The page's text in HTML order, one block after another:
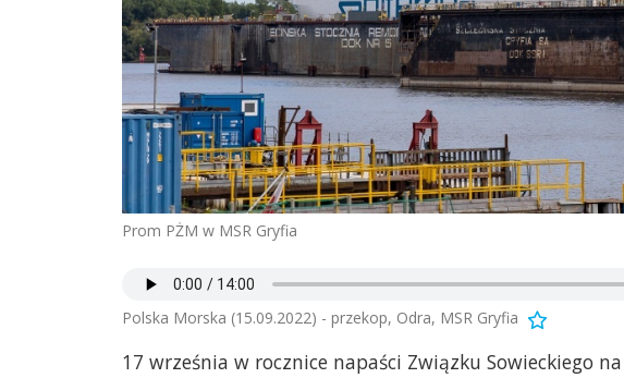
Prom PŻM w MSR Gryfia
Polska Morska (15.09.2022) - przekop, Odra, MSR Gryfia
17 września w rocznice napaści Związku Sowieckiego